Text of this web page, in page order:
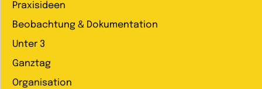
Praxisideen
Beobachtung & Dokumentation
Unter 3
Ganztag
Organisation